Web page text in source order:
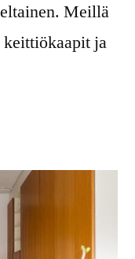
Meillä
keittiökaapit ja